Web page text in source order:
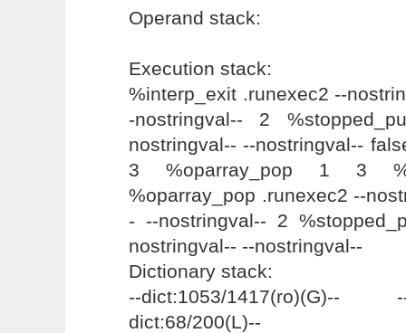
Operand stack:
Execution stack:
%interp_exit .runexec2 --
-nostringval-- 2
nostringval-- --nostringval--
3 %oparray_pop 1 3
%oparray_pop .runexec2 --
- --nostringval-- 2
nostringval-- --nostringval--
Dictionary stack:
--dict:1053/
dict:68/200(L)--